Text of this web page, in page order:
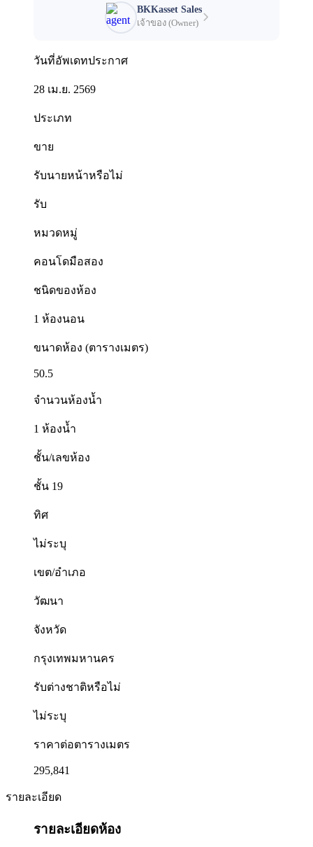
BKKasset Sales
เจ้าของ (Owner)
วันที่อัพเดทประกาศ
28 เม.ย. 2569
ประเภท
ขาย
รับนายหน้าหรือไม่
รับ
หมวดหมู่
คอนโดมือสอง
ชนิดของห้อง
1 ห้องนอน
ขนาดห้อง (ตารางเมตร)
50.5
จำนวนห้องน้ำ
1 ห้องน้ำ
ชั้น/เลขห้อง
ชั้น 19
ทิศ
ไม่ระบุ
เขต/อำเภอ
วัฒนา
จังหวัด
กรุงเทพมหานคร
รับต่างชาติหรือไม่
ไม่ระบุ
ราคาต่อตารางเมตร
295,841
รายละเอียด
รายละเอียดห้อง